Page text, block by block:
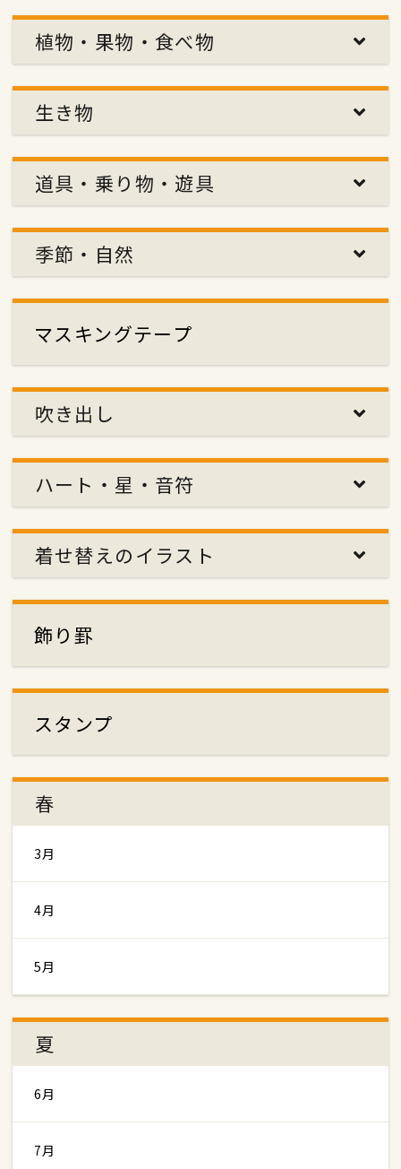
植物・果物・食べ物
生き物
道具・乗り物・遊具
季節・自然
マスキングテープ
吹き出し
ハート・星・音符
着せ替えのイラスト
飾り罫
スタンプ
春
3月
4月
5月
夏
6月
7月